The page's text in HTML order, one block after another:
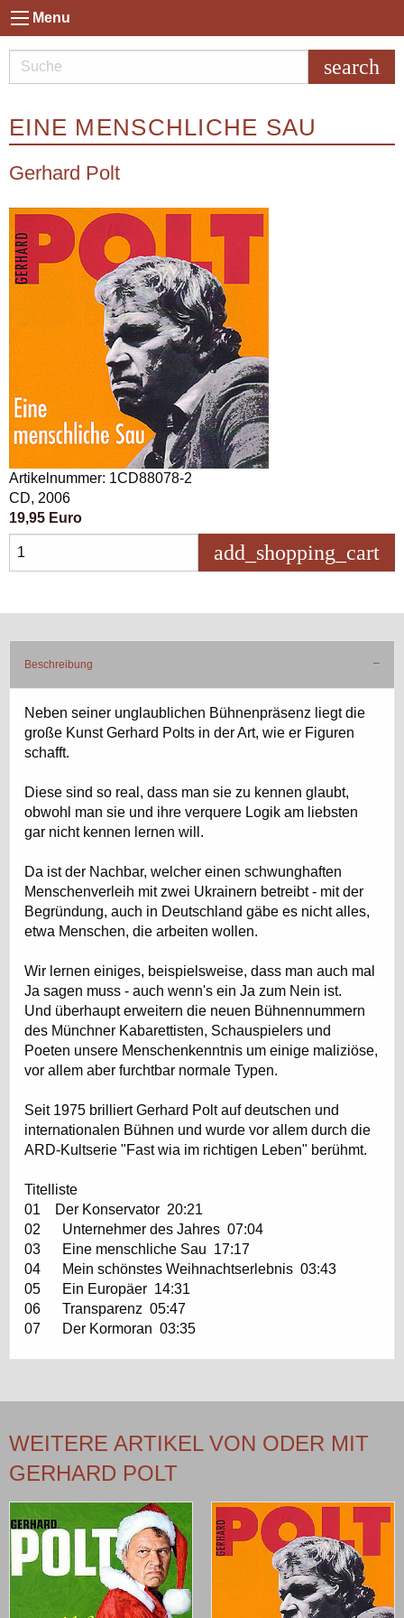
Menu
search
EINE MENSCHLICHE SAU
Gerhard Polt
Artikelnummer: 1CD88078-2
CD, 2006
19,95 Euro
add_shopping_cart
Beschreibung
Neben seiner unglaublichen Bühnenpräsenz liegt die
große Kunst Gerhard Polts in der Art, wie er Figuren
schafft.
Diese sind so real, dass man sie zu kennen glaubt,
obwohl man sie und ihre verquere Logik am liebsten
gar nicht kennen lernen will.
Da ist der Nachbar, welcher einen schwunghaften
Menschenverleih mit zwei Ukrainern betreibt - mit der
Begründung, auch in Deutschland gäbe es nicht alles,
etwa Menschen, die arbeiten wollen.
Wir lernen einiges, beispielsweise, dass man auch mal
Ja sagen muss - auch wenn's ein Ja zum Nein ist.
Und überhaupt erweitern die neuen Bühnennummern
des Münchner Kabarettisten, Schauspielers und
Poeten unsere Menschenkenntnis um einige maliziöse,
vor allem aber furchtbar normale Typen.
Seit 1975 brilliert Gerhard Polt auf deutschen und
internationalen Bühnen und wurde vor allem durch die
ARD-Kultserie "Fast wia im richtigen Leben" berühmt.
Titelliste
01 Der Konservator 20:21
02 Unternehmer des Jahres 07:04
03 Eine menschliche Sau 17:17
04 Mein schönstes Weihnachtserlebnis 03:43
05 Ein Europäer 14:31
06 Transparenz 05:47
07 Der Kormoran 03:35
WEITERE ARTIKEL VON ODER MIT
GERHARD POLT